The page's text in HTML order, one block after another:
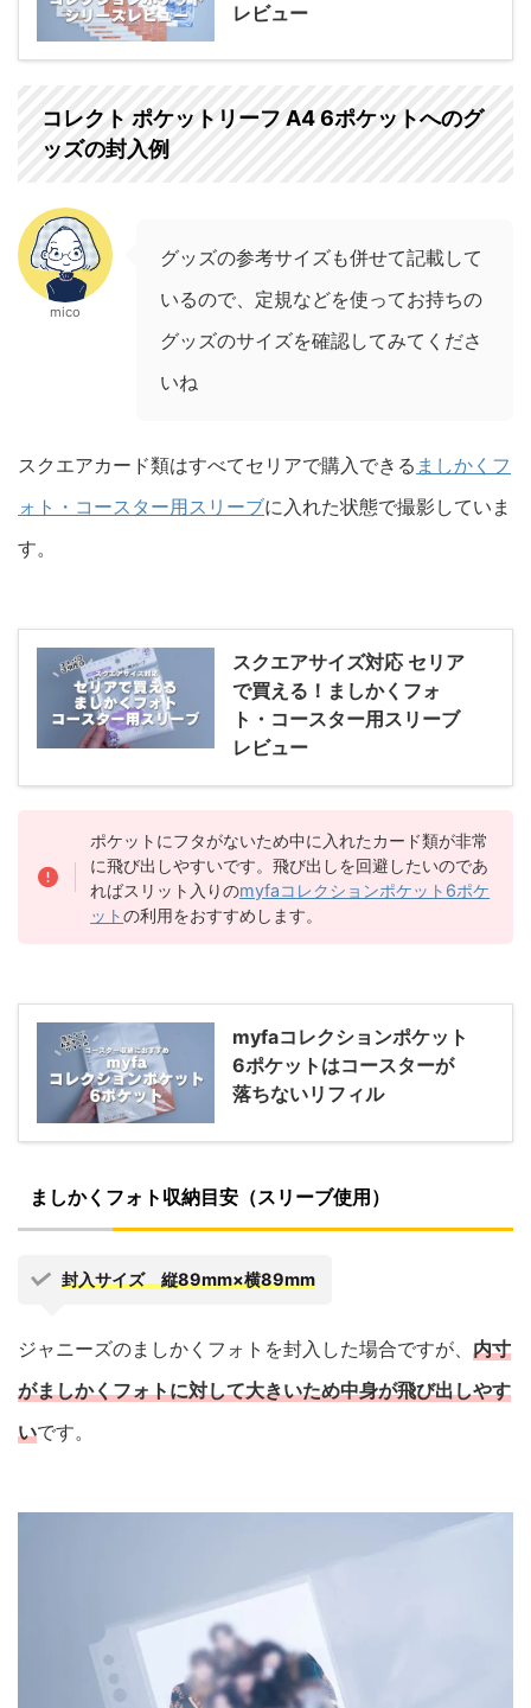
レビュー
コレクト ポケットリーフ A4 6ポケットへのグ
ッズの封入例
mico
グッズの参考サイズも併せて記載して
いるので、定規などを使ってお持ちの
グッズのサイズを確認してみてくださ
いね
スクエアカード類はすべてセリアで購入できる ましかくフ
ォト・コースター用スリーブに入れた状態で撮影していま
す。
スクエアサイズ対応 セリア
で買える！ましかくフォ
ト・コースター用スリーブ
レビュー
ポケットにフタがないため中に入れたカード類が非常
に飛び出しやすいです。飛び出しを回避したいのであ
ればスリット入りのmyfaコレクションポケット6ポケ
ットの利用をおすすめします。
myfaコレクションポケット
6ポケットはコースターが
落ちないリフィル
ましかくフォト収納目安（スリーブ使用）
封入サイズ 縦89mm×横89mm
ジャニーズのましかくフォトを封入した場合ですが、 内寸
がましかくフォトに対して大きいため中身が飛び出しやす
いです。